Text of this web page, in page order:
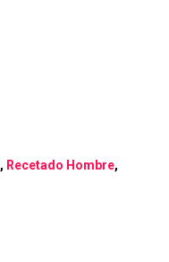
, Recetado Hombre,